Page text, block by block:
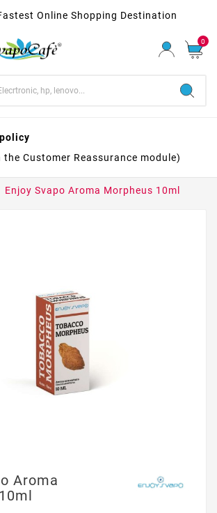
Online Shopping Destination
0
Customer Reassurance module)
Enjoy Svapo Aroma Morpheus 10ml
Aroma